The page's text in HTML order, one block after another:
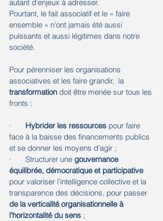
autant d’enjeux à adresser.
Pourtant, le fait associatif et le « faire
ensemble » n’ont jamais été aussi
puissants et aussi légitimes dans notre
société.
Pour pérenniser les organisations
associatives et les faire grandir,  la
transformation doit être menée sur tous les
fronts :
· Hybrider les ressources pour faire
face à la baisse des financements publics
et se donner les moyens d’agir ;
·       Structurer une gouvernance
équilibrée, démocratique et participative
pour valoriser l’intelligence collective et la
transparence des décisions, pour passer
de la verticalité organisationnelle à
l’horizontalité du sens ;